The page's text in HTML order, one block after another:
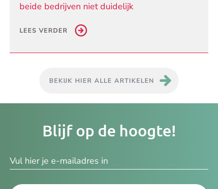
beide bedrijven niet duidelijk
LEES VERDER
BEKIJK HIER ALLE ARTIKELEN
Blijf op de hoogte!